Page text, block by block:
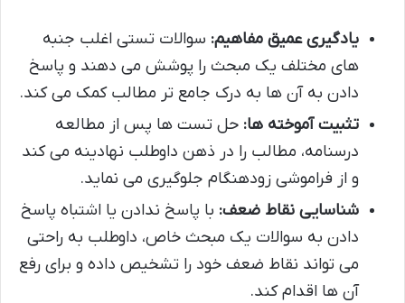
یادگیری عمیق مفاهیم: سوالات تستی اغلب جنبه
های مختلف یک مبحث را پوشش می دهند و پاسخ
دادن به آن ها به درک جامع تر مطالب کمک می کند.
تثبیت آموخته ها: حل تست ها پس از مطالعه
درسنامه، مطالب را در ذهن داوطلب نهادینه می کند
و از فراموشی زودهنگام جلوگیری می نماید.
شناسایی نقاط ضعف: با پاسخ ندادن یا اشتباه پاسخ
دادن به سوالات یک مبحث خاص، داوطلب به راحتی
می تواند نقاط ضعف خود را تشخیص داده و برای رفع
آن ها اقدام کند.